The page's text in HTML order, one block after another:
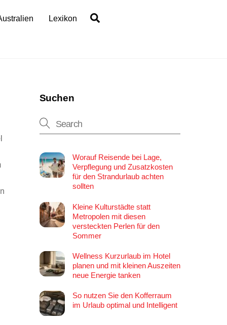
Lexikon
Suchen
Worauf Reisende bei Lage,
Verpflegung und Zusatzkosten
für den Strandurlaub achten
sollten
Kleine Kulturstädte statt
Metropolen mit diesen
versteckten Perlen für den
Sommer
Wellness Kurzurlaub im Hotel
planen und mit kleinen Auszeiten
neue Energie tanken
So nutzen Sie den Kofferraum
im Urlaub optimal und Intelligent